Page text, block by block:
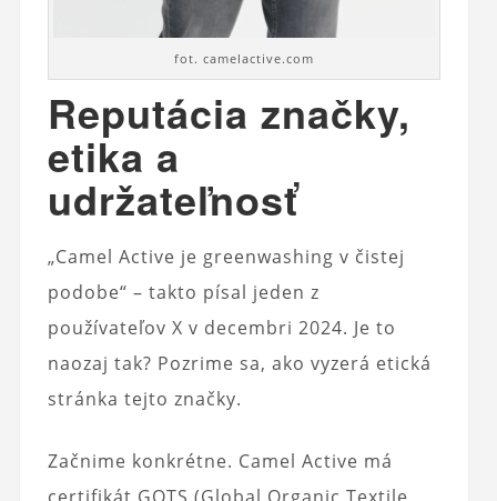
fot. camelactive.com
Reputácia značky,
etika a
udržateľnosť
„Camel Active je greenwashing v čistej
podobe“ – takto písal jeden z
používateľov X v decembri 2024. Je to
naozaj tak? Pozrime sa, ako vyzerá etická
stránka tejto značky.
Začnime konkrétne. Camel Active má